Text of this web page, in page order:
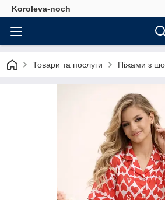
Koroleva-noch
Товари та послуги Піжами з